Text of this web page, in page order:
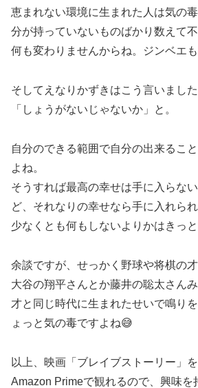
恵まれない環境に生まれた人は気の
分が持っていないものばかり数えて
何も変わりませんからね。ジンベエも
そしてえなりかずきはこう言いました
「しょうがないじゃないか」と。
自分のできる範囲で自分の出来るこ
よね。
そうすれば最高の幸せは手に入らな
ど、それなりの幸せなら手に入れら
少なくとも何もしないよりかはきっ
余談ですが、せっかく野球や将棋の
大谷の翔平さんとか藤井の聡太さん
才と同じ時代に生まれたせいで鳴り
ょっと気の毒ですよね😅
以上、映画「ブレイブストーリー」
Amazon Primeで観れるので、興味を